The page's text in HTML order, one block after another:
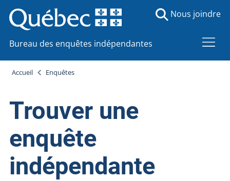
Bureau des enquêtes indépendantes
Nous joindre
Accueil Enquêtes
Trouver une
enquête
indépendante